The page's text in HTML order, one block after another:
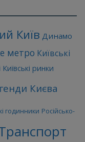
Київ Динамо
метро Київські
Київські ринки
Києва
годинники Російсько-